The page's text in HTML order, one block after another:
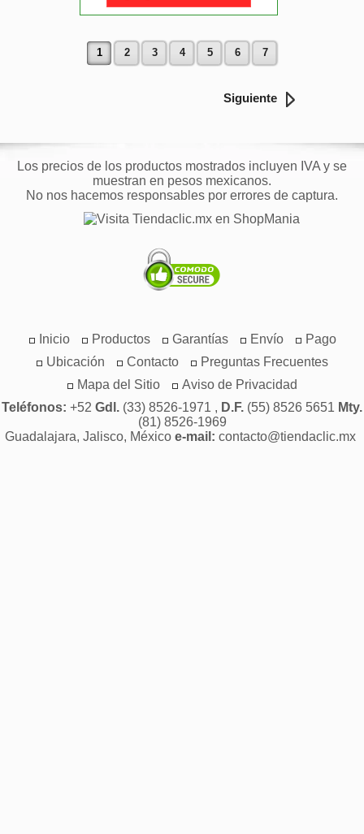
1 2 3 4 5 6 7
Siguiente
Los precios de los productos mostrados incluyen IVA y se
muestran en pesos mexicanos.
No nos hacemos responsables por errores de captura.
Inicio Productos Garantías Envío
Pago
Ubicación
Contacto
Preguntas Frecuentes
Mapa del Sitio
Aviso de Privacidad
Teléfonos: +52 Gdl. (33) 8526-1971 , D.F. (55) 8526 5651 Mty.
(81) 8526-1969
Guadalajara, Jalisco, México e-mail: contacto@tiendaclic.mx